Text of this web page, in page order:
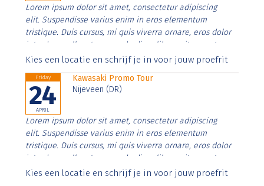
Lorem ipsum dolor sit amet, consectetur adipiscing
elit. Suspendisse varius enim in eros elementum
tristique. Duis cursus, mi quis viverra ornare, eros dolor
interdum nulla, ut commodo diam libero vitae erat.
Aenean faucibus nibh et justo cursus id rutrum lorem
Kies een locatie en schrijf je in voor jouw proefrit
Friday
24
APRIL
Kawasaki Promo Tour
Nijeveen (DR)
Lorem ipsum dolor sit amet, consectetur adipiscing
elit. Suspendisse varius enim in eros elementum
tristique. Duis cursus, mi quis viverra ornare, eros dolor
interdum nulla, ut commodo diam libero vitae erat.
Aenean faucibus nibh et justo cursus id rutrum lorem
Kies een locatie en schrijf je in voor jouw proefrit